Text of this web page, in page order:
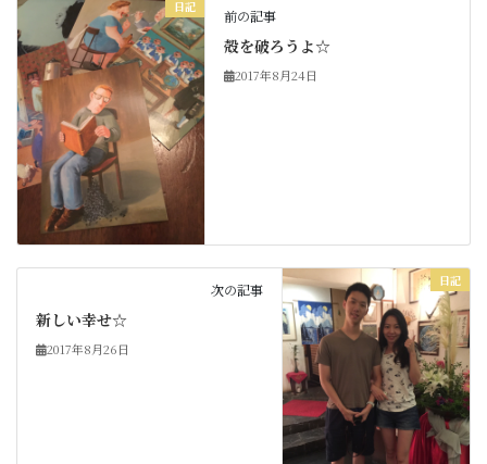
日記
前の記事
殻を破ろうよ☆
2017年8月24日
日記
次の記事
新しい幸せ☆
2017年8月26日